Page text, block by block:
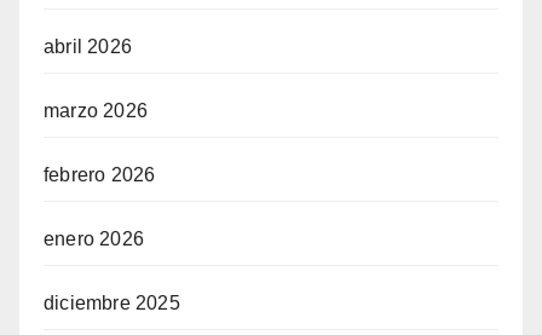
abril 2026
marzo 2026
febrero 2026
enero 2026
diciembre 2025